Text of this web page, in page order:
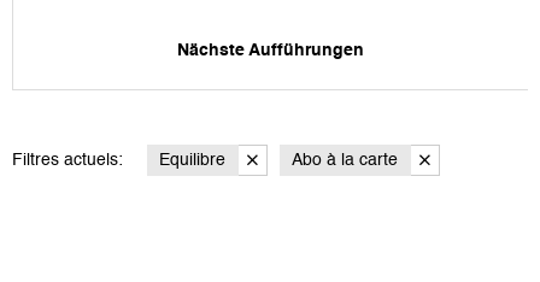
Nächste Aufführungen
Filtres actuels: Equilibre Abo à la carte